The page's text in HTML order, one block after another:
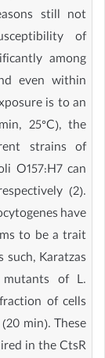
still not
of
among
even within
is to an
25°C), the
strains of
O157:H7 can
(2).
have
to be a trait
Karatzas
mutants of L.
of cells
min). These
in the CtsR